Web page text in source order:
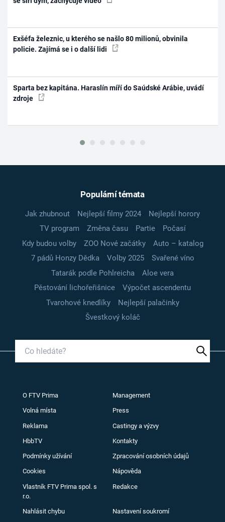
Exšéfa železnic, u kterého se našlo 80 milionů, obvinila
policie. Zajímá se i o další lidi
Sparta bez kapitána. Haraslín míří do Saúdské Arábie, uvádí
zdroje
Populární témata
Jak zhubnout Nejlepší filmy 2024
Nejlepší horory
TV program
Změna času Partie
Počasí
Kdy budou volby
ZOO Nové začátky
Auto – katalog
7 pádů Honzy Dědka
Volby 2025
Svařené víno
Tatarák podle Pohlreicha
Aloe vera
Pěstování lichořeřišnice
Výpočet ascendentu
Tvarohové knedlíky
Nejlepší palačinky
Švestkový koláč
O FTV Prima Management
Volná místa Press
Reklama Castingy a výzvy
HbbTV Kontakty
Podmínky užívání Zpracování osobních údajů
Cookies Nápověda
Vlastník FTV Prima spol. s
r.o.
Redakce
Nahlásit chybu Nastavení soukromí